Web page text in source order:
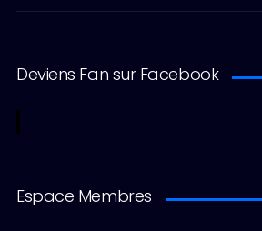
Deviens Fan sur Facebook
Espace Membres